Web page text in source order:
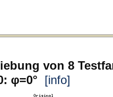
von 8
φ=0° [info]